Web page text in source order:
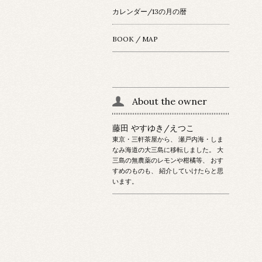
カレンダー/13の月の暦
BOOK / MAP
About the owner
藤田 やすゆき/えつこ
東京・三軒茶屋から、 瀬戸内海・しま
なみ海道の大三島に移転しました。 大
三島の無農薬のレモンや柑橘等、 おす
すめのものも、 紹介していけたらと思
います。